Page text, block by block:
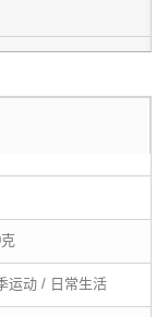
运动 / 日常生活